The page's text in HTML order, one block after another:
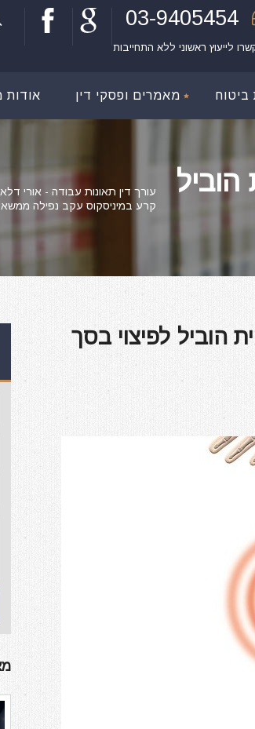
03-9405454
לייעוץ ראשוני ללא התחייבות
ביטוח מאמרים ופסקי דין אודות
עורך דין תאונות עבודה - אורי
קרע במיניסקוס עקב נפילה ממשאית
הוביל לפיצוי בסך